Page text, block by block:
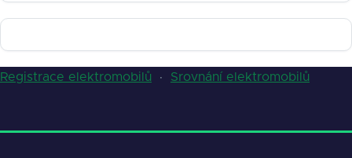
Registrace elektromobilů · Srovnání elektromobilů